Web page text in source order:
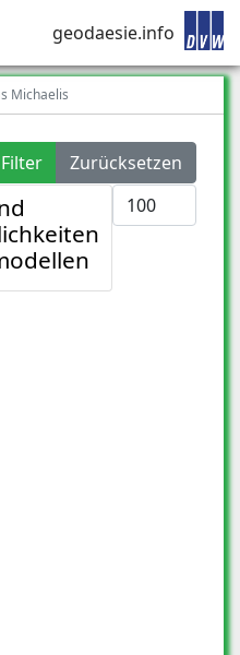
geodaesie.info
Michaelis
Filter
Zurücksetzen
Anzeige #